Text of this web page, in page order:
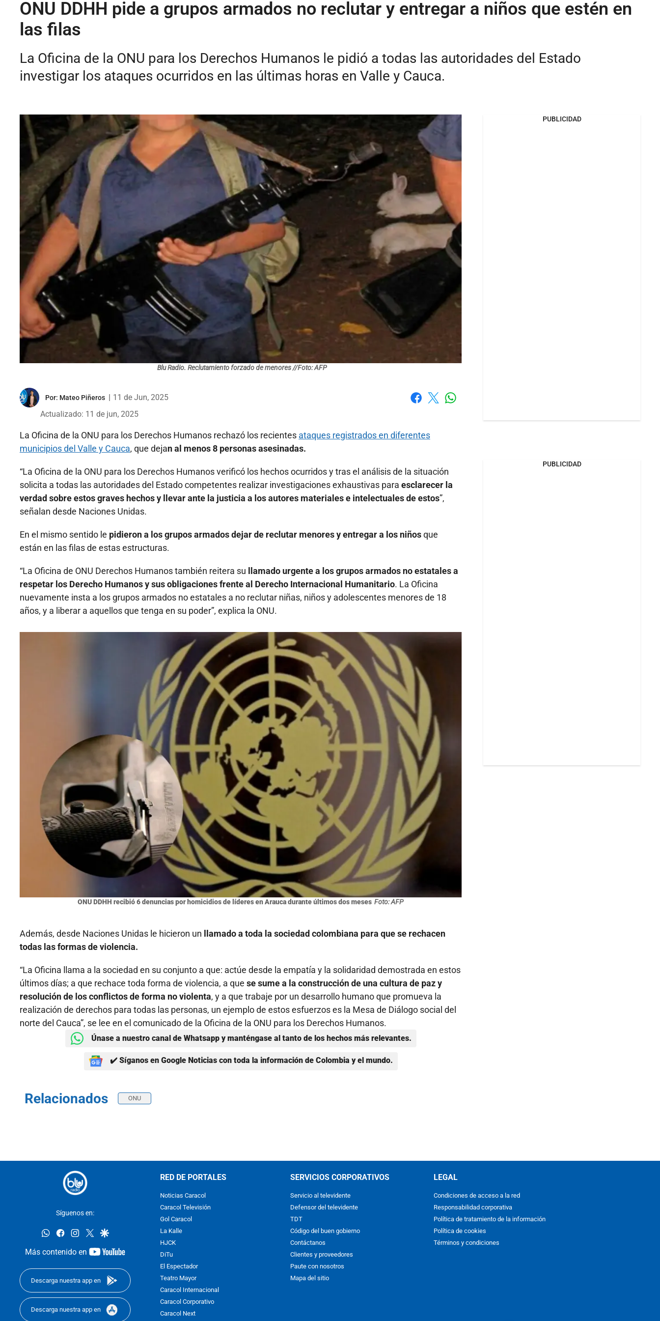
ONU DDHH pide a grupos armados no reclutar y entregar a niños que estén en
las filas
La Oficina de la ONU para los Derechos Humanos le pidió a todas las autoridades del Estado
investigar los ataques ocurridos en las últimas horas en Valle y Cauca.
Blu Radio. Reclutamiento forzado de menores //Foto: AFP
Por: Mateo Piñeros
11 de Jun, 2025
Actualizado: 11 de jun, 2025
La Oficina de la ONU para los Derechos Humanos rechazó los recientes ataques registrados en diferentes
municipios del Valle y Cauca, que dejan al menos 8 personas asesinadas.
“La Oficina de la ONU para los Derechos Humanos verificó los hechos ocurridos y tras el análisis de la situación
solicita a todas las autoridades del Estado competentes realizar investigaciones exhaustivas para esclarecer la
verdad sobre estos graves hechos y llevar ante la justicia a los autores materiales e intelectuales de estos”,
señalan desde Naciones Unidas.
En el mismo sentido le pidieron a los grupos armados dejar de reclutar menores y entregar a los niñosque
están en las filas de estas estructuras.
“La Oficina de ONU Derechos Humanos también reitera su
llamado urgente a los grupos armados no estatales a
respetar los Derecho Humanos y sus obligaciones frente al Derecho Internacional Humanitario. La Oficina
nuevamente insta a los grupos armados no estatales a no reclutar niñas, niños y adolescentes menores de 18
años, y a liberar a aquellos que tenga en su poder”, explica la ONU.
ONU DDHH recibió 6 denuncias por homicidios de líderes en Arauca durante últimos dos meses Foto: AFP
Además, desde Naciones Unidas le hicieron un llamado a toda la sociedad colombiana para que se rechacen
todas las formas de violencia.
“La Oficina llama a la sociedad en su conjunto a que: actúe desde la empatía y la solidaridad demostrada en estos
últimos días; a que rechace toda forma de violencia, a que se sume a la construcción de una cultura de paz y
resolución de los conflictos de forma no violenta, y a que trabaje por un desarrollo humano que promueva la
realización de derechos para todas las personas, un ejemplo de estos esfuerzos es la Mesa de Diálogo social del
norte del Cauca”, se lee en el comunicado de la Oficina de la ONU para los Derechos Humanos.
Únase a nuestro canal de Whatsapp y manténgase al tanto de los hechos más relevantes.
✔️ Síganos en Google Noticias con toda la información de Colombia y el mundo.
Relacionados ONU
PUBLICIDAD
PUBLICIDAD
Síguenos en:
whatsappfacebookinstagram
twittergoogle
Más contenido en
youtube-
Descarga nuestra app en
Descarga nuestra app en
RED DE PORTALES
Noticias Caracol
Caracol Televisión
Gol Caracol
La Kalle
HJCK
DiTu
El Espectador
Teatro Mayor
Caracol Internacional
Caracol Corporativo
Caracol Next
SERVICIOS CORPORATIVOS
Servicio al televidente
Defensor del televidente
TDT
Código del buen gobierno
Contáctanos
Clientes y proveedores
Paute con nosotros
Mapa del sitio
LEGAL
Condiciones de acceso a la red
Responsabilidad corporativa
Política de tratamiento de la información
Política de cookies
Términos y condiciones